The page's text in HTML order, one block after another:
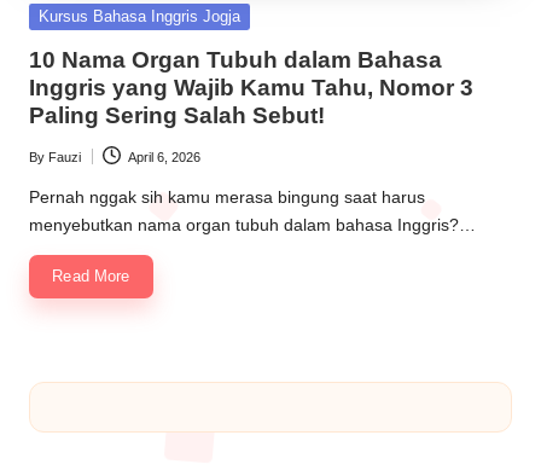
Kursus Bahasa Inggris Jogja
10 Nama Organ Tubuh dalam Bahasa
Inggris yang Wajib Kamu Tahu, Nomor 3
Paling Sering Salah Sebut!
By Fauzi April 6, 2026
Pernah nggak sih kamu merasa bingung saat harus
menyebutkan nama organ tubuh dalam bahasa Inggris?…
Read More